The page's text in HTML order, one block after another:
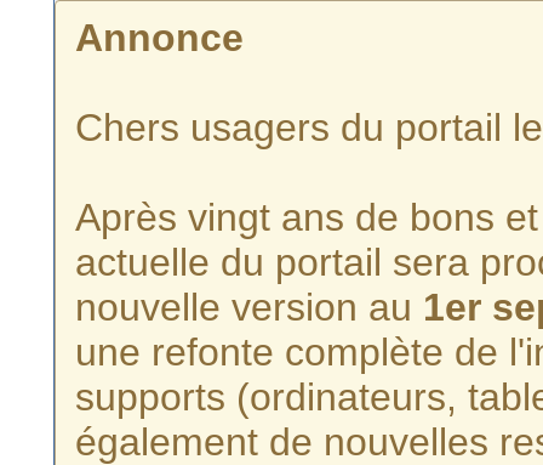
Annonce
Chers usagers du portail
Après vingt ans de bons
actuelle du portail sera
nouvelle version au 1er
une refonte complète de
supports (ordinateurs,
également de nouvelles